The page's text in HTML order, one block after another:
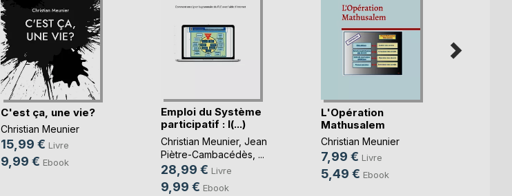
C'est ça, une vie?
Christian Meunier
15,99 € Livre
9,99 € Ebook
Emploi du Système
participatif : l(...)
Christian Meunier, Jean
Piètre-Cambacédès , ...
28,99 € Livre
9,99 € Ebook
L'Opération
Mathusalem
Christian Meunier
7,99 € Livre
5,49 € Ebook